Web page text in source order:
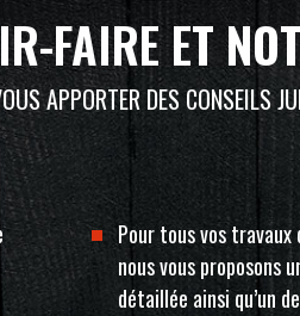
FAIRE ET
APPORTER DES CONSEILS
Pour tous vos travaux
nous vous proposons
détaillée ainsi qu’un